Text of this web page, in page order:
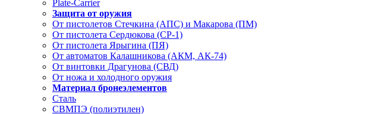
Plate-Carrier
Защита от оружия
От пистолетов Стечкина (АПС) и Макарова (ПМ)
От пистолета Сердюкова (СР-1)
От пистолета Ярыгина (ПЯ)
От автоматов Калашникова (АКМ, АК-74)
От винтовки Драгунова (СВД)
От ножа и холодного оружия
Материал бронеэлементов
Сталь
СВМПЭ (полиэтилен)